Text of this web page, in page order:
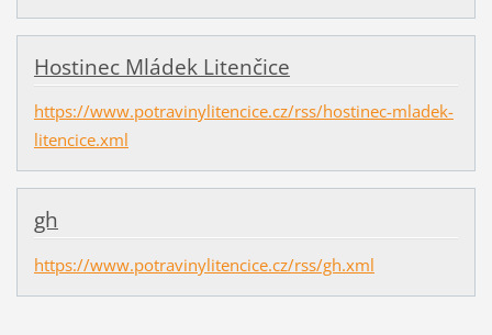
Hostinec Mládek Litenčice
https://www.potravinylitencice.cz/rss/hostinec-mladek-
litencice.xml
gh
https://www.potravinylitencice.cz/rss/gh.xml